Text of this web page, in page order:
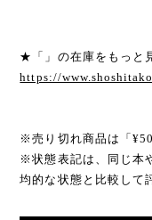
★「」の在庫をもっと
https://
※売り切れ商品は「
※状態表記は、同じ本
均的な状態と比較して